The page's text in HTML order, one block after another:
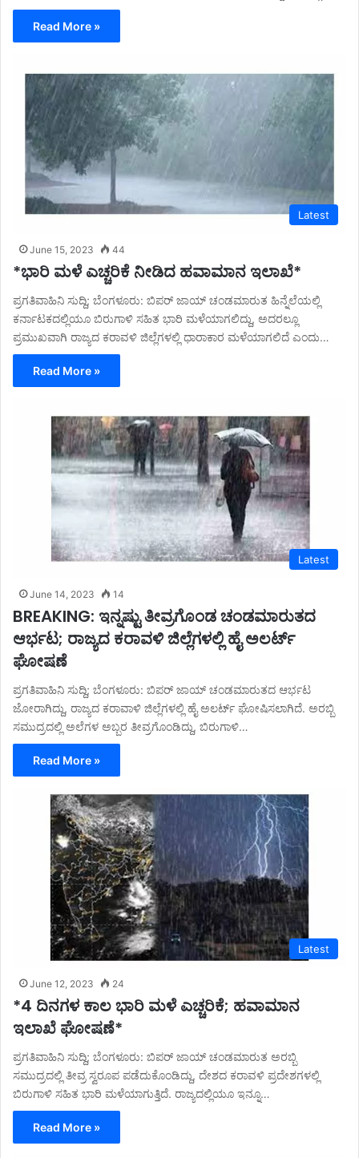
Read More »
Latest
June 15, 2023 44
*ಭಾರಿ ಮಳೆ ಎಚ್ಚರಿಕೆ ನೀಡಿದ ಹವಾಮಾನ ಇಲಾಖೆ*
ಪ್ರಗತಿವಾಹಿನಿ ಸುದ್ದಿ; ಬೆಂಗಳೂರು: ಬಿಪರ್ ಜಾಯ್ ಚಂಡಮಾರುತ ಹಿನ್ನೆಲೆಯಲ್ಲಿ
ಕರ್ನಾಟಕದಲ್ಲಿಯೂ ಬಿರುಗಾಳಿ ಸಹಿತ ಭಾರಿ ಮಳೆಯಾಗಲಿದ್ದು, ಅದರಲ್ಲೂ
ಪ್ರಮುಖವಾಗಿ ರಾಜ್ಯದ ಕರಾವಳಿ ಜಿಲ್ಲೆಗಳಲ್ಲಿ ಧಾರಾಕಾರ ಮಳೆಯಾಗಲಿದೆ ಎಂದು…
Read More »
Latest
June 14, 2023 14
BREAKING: ಇನ್ನಷ್ಟು ತೀವ್ರಗೊಂಡ ಚಂಡಮಾರುತದ
ಆರ್ಭಟ; ರಾಜ್ಯದ ಕರಾವಳಿ ಜಿಲ್ಲೆಗಳಲ್ಲಿ ಹೈ ಅಲರ್ಟ್
ಘೋಷಣೆ
ಪ್ರಗತಿವಾಹಿನಿ ಸುದ್ದಿ; ಬೆಂಗಳೂರು: ಬಿಪರ್ ಜಾಯ್ ಚಂಡಮಾರುತದ ಆರ್ಭಟ
ಜೋರಾಗಿದ್ದು, ರಾಜ್ಯದ ಕರಾವಾಳಿ ಜಿಲ್ಲೆಗಳಲ್ಲಿ ಹೈ ಅಲರ್ಟ್ ಘೋಷಿಸಲಾಗಿದೆ. ಅರಬ್ಬಿ
ಸಮುದ್ರದಲ್ಲಿ ಅಲೆಗಳ ಅಬ್ಬರ ತೀವ್ರಗೊಂಡಿದ್ದು, ಬಿರುಗಾಳಿ…
Read More »
Latest
June 12, 2023 24
*4 ದಿನಗಳ ಕಾಲ ಭಾರಿ ಮಳೆ ಎಚ್ಚರಿಕೆ; ಹವಾಮಾನ
ಇಲಾಖೆ ಘೋಷಣೆ*
ಪ್ರಗತಿವಾಹಿನಿ ಸುದ್ದಿ; ಬೆಂಗಳೂರು: ಬಿಪರ್ ಜಾಯ್ ಚಂಡಮಾರುತ ಅರಬ್ಬಿ
ಸಮುದ್ರದಲ್ಲಿ ತೀವ್ರ ಸ್ವರೂಪ ಪಡೆದುಕೊಂಡಿದ್ದು, ದೇಶದ ಕರಾವಳಿ ಪ್ರದೇಶಗಳಲ್ಲಿ
ಬಿರುಗಾಳಿ ಸಹಿತ ಭಾರಿ ಮಳೆಯಾಗುತ್ತಿದೆ. ರಾಜ್ಯದಲ್ಲಿಯೂ ಇನ್ನೂ…
Read More »